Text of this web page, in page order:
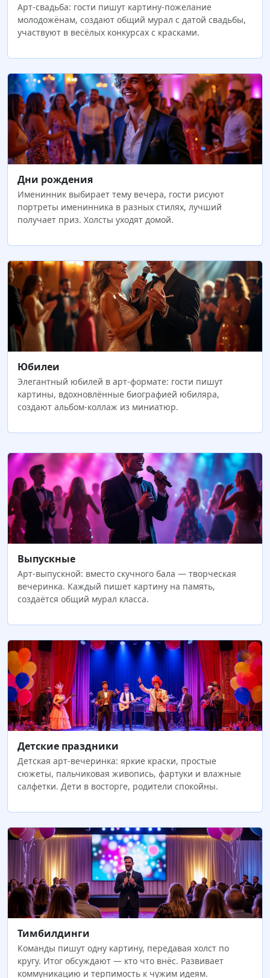
Арт-свадьба: гости пишут картину-пожелание
молодожёнам, создают общий мурал с датой свадьбы,
участвуют в весёлых конкурсах с красками.
Дни рождения
Именинник выбирает тему вечера, гости рисуют
портреты именинника в разных стилях, лучший
получает приз. Холсты уходят домой.
Юбилеи
Элегантный юбилей в арт-формате: гости пишут
картины, вдохновлённые биографией юбиляра,
создают альбом-коллаж из миниатюр.
Выпускные
Арт-выпускной: вместо скучного бала — творческая
вечеринка. Каждый пишет картину на память,
создаётся общий мурал класса.
Детские праздники
Детская арт-вечеринка: яркие краски, простые
сюжеты, пальчиковая живопись, фартуки и влажные
салфетки. Дети в восторге, родители спокойны.
Тимбилдинги
Команды пишут одну картину, передавая холст по
кругу. Итог обсуждают — кто что внёс. Развивает
коммуникацию и терпимость к чужим идеям.